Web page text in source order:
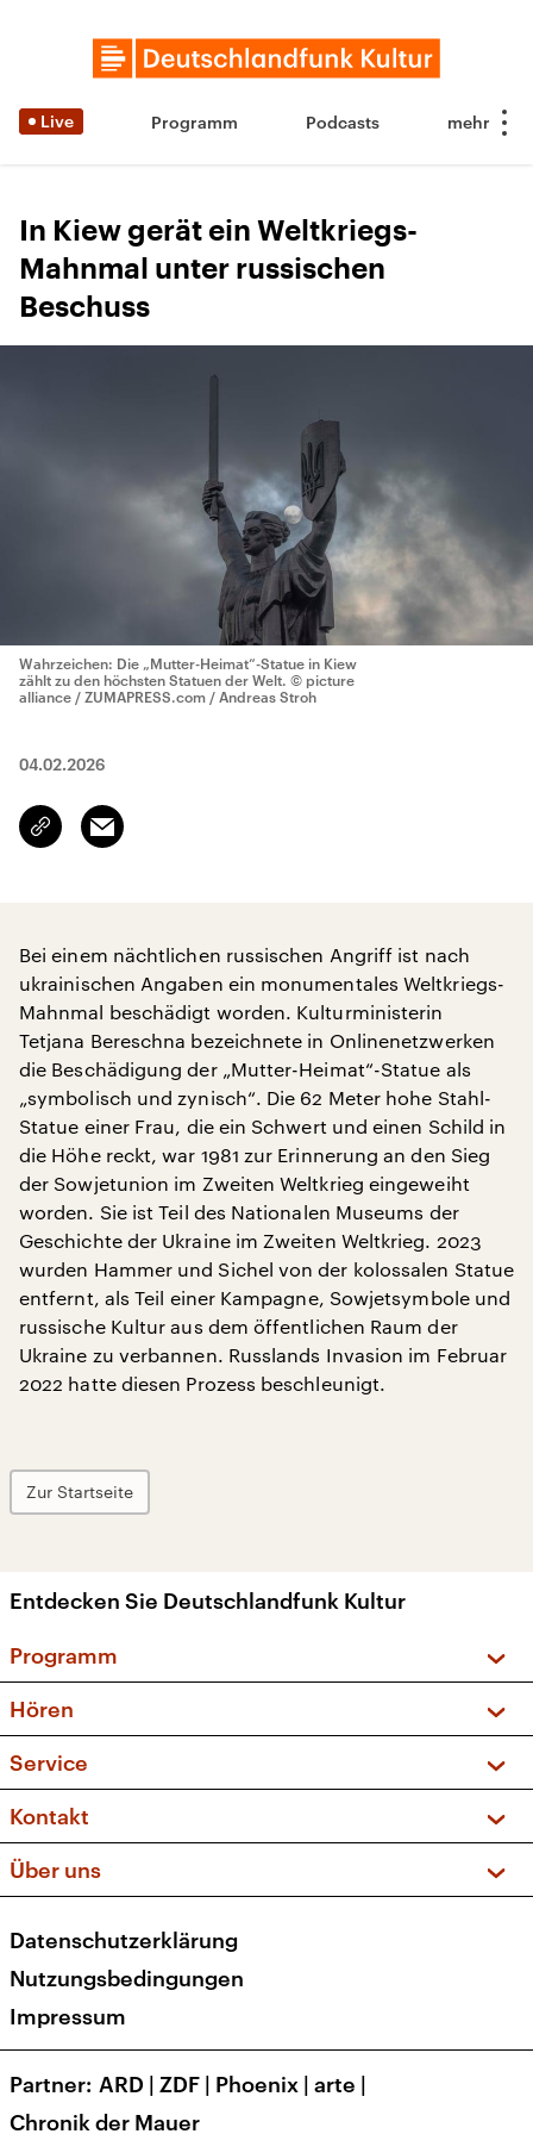
Live Programm Podcasts
In Kiew gerät ein Weltkriegs-
Mahnmal unter russischen
Beschuss
Wahrzeichen: Die „Mutter-Heimat“-Statue in Kiew
zählt zu den höchsten Statuen der Welt. © picture
alliance / ZUMAPRESS.com / Andreas Stroh
04.02.2026
Link
kopieren/teilen
Email
Bei einem nächtlichen russischen Angriff ist nach
ukrainischen Angaben ein monumentales Weltkriegs-
Mahnmal beschädigt worden. Kulturministerin
Tetjana Bereschna bezeichnete in Onlinenetzwerken
die Beschädigung der „Mutter-Heimat“-Statue als
„symbolisch und zynisch“. Die 62 Meter hohe Stahl-
Statue einer Frau, die ein Schwert und einen Schild in
die Höhe reckt, war 1981 zur Erinnerung an den Sieg
der Sowjetunion im Zweiten Weltkrieg eingeweiht
worden. Sie ist Teil des Nationalen Museums der
Geschichte der Ukraine im Zweiten Weltkrieg. 2023
wurden Hammer und Sichel von der kolossalen Statue
entfernt, als Teil einer Kampagne, Sowjetsymbole und
russische Kultur aus dem öffentlichen Raum der
Ukraine zu verbannen. Russlands Invasion im Februar
2022 hatte diesen Prozess beschleunigt.
Zur Startseite
Entdecken Sie Deutschlandfunk Kultur
Programm
Sendungen und Podcasts
Musikliste
Kakadu – Das Kinderprogramm
Hören
Frequenzen (UKW + DAB+)
Service
FAQ
Apps
Newsletter
Veranstaltungen
Kontakt
Social Media
Über uns
Presse
Karriere
Transparenz
Datenschutzerklärung
Nutzungsbedingungen
Impressum
Partner ARD | ZDF | Phoenix | arte |
Chronik der Mauer